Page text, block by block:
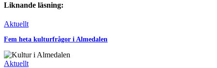
Liknande läsning:
Aktuellt
Fem heta kulturfrågor i Almedalen
Aktuellt